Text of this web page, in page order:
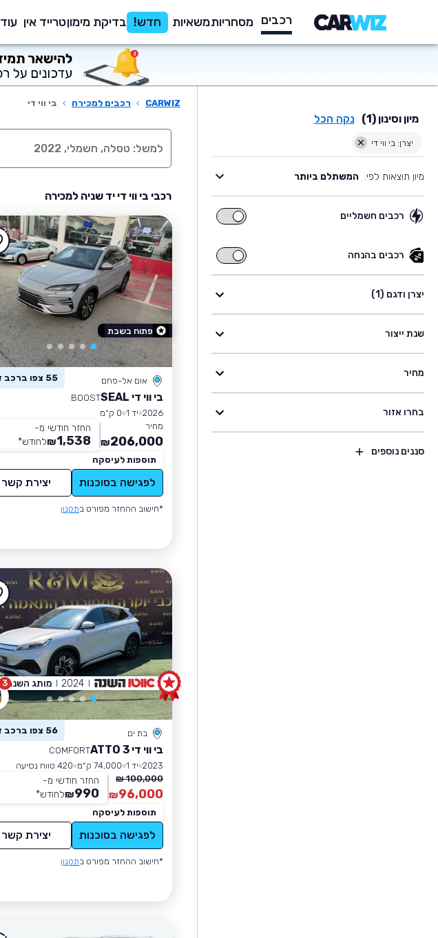
רכבים מסחריותמשאיות חדש! בדיקת מימוןטרייד אין עוד
מיון וסינון (1) נקה הכל
יצרן: בי ווי די
מיון תוצאות לפי: המשתלם ביותר
רכבים חשמליים
רכבים
רכבים בהנחה
רכבים
בהנחה
יצרן ודגם (1)
שנת ייצור
מחיר
בחרו אזור
סננים נוספים
CARWIZ
› רכבים למכירה › בי ווי די
רכבי בי ווי די יד שניה למכירה
אום אל-פחם 55 צפו ברכב זה
בי ווי די SEAL
BOOST
2026 יד 1
0 ק״מ
מחיר
206,000
₪
החזר חודשי מ-
1,538
₪לחודש*
תוספות לעיסקה
לפגישה בסוכנות יצירת קשר
*חישוב ההחזר מפורט בתקנון
פתוח בשבת
3
בת ים 56 צפו ברכב זה
בי ווי די ATTO 3
COMFORT
2023 יד 1 74,000 ק״מ
420 טווח נסיעה
100,000 ₪
96,000
₪
החזר חודשי מ-
990
₪לחודש*
תוספות לעיסקה
לפגישה בסוכנות יצירת קשר
*חישוב ההחזר מפורט בתקנון
2024 מותג השנה